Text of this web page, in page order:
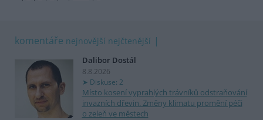
komentáře nejnovější nejčtenější
Dalibor Dostál
8.8.2026
Diskuse: 2
Místo kosení vyprahlých trávníků odstraňování
invazních dřevin. Změny klimatu promění péči
o zeleň ve městech